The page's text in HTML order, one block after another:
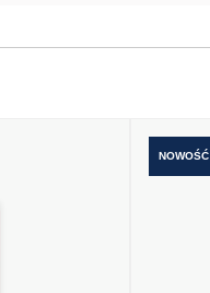
NOWOŚĆ